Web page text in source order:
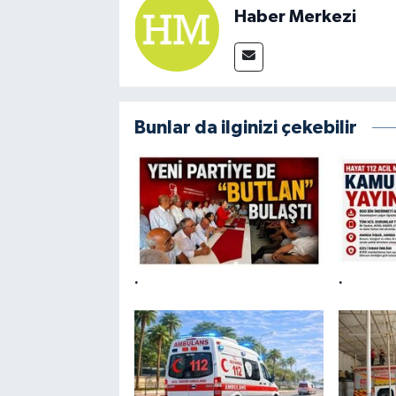
Haber Merkezi
Bunlar da ilginizi çekebilir
. .